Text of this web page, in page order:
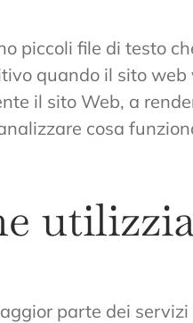
piccoli file di testo
quando il sito
il sito Web, a
cosa
parte dei